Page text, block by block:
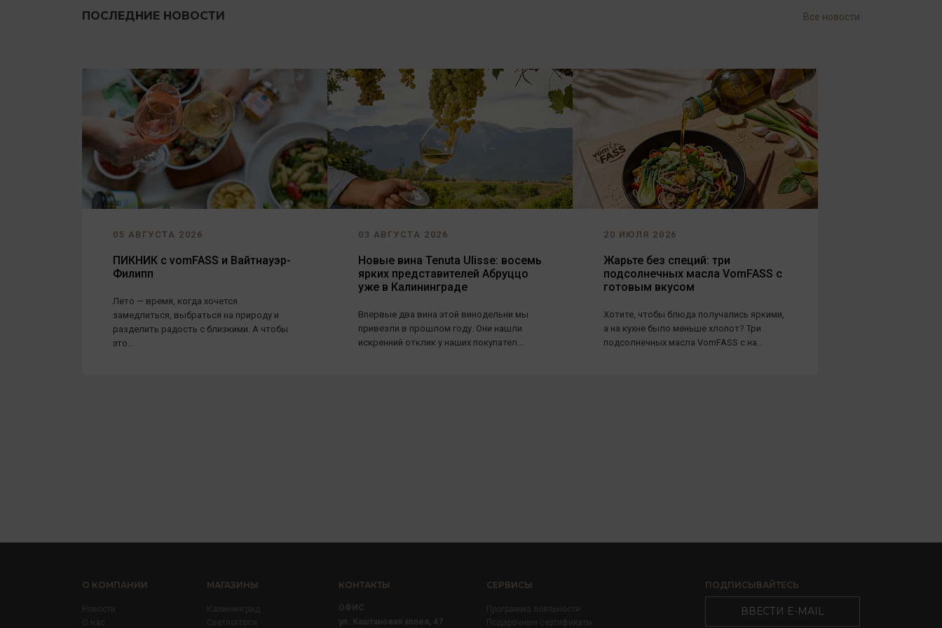
ПОСЛЕДНИЕ НОВОСТИ Все новости
05 АВГУСТА 2026
ПИКНИК с vomFASS и Вайтнауэр-
Филипп
Лето — время, когда хочется
замедлиться, выбраться на природу и
разделить радость с близкими. А чтобы
это...
03 АВГУСТА 2026
Новые вина Tenuta Ulisse: восемь
ярких представителей Абруццо
уже в Калининграде
Впервые два вина этой винодельни мы
привезли в прошлом году. Они нашли
искренний отклик у наших покупател...
20 ИЮЛЯ 2026
Жарьте без специй: три
подсолнечных масла VomFASS с
готовым вкусом
Хотите, чтобы блюда получались яркими,
а на кухне было меньше хлопот? Три
подсолнечных масла VomFASS с на...
О КОМПАНИИ
Новости
О нас
МАГАЗИНЫ
Калининград
Светлогорск
КОНТАКТЫ
ОФИС
ул. Каштановая аллея, 47
СЕРВИСЫ
Программа лояльности
Подарочные сертификаты
ПОДПИСЫВАЙТЕСЬ
ВВЕСТИ E-MAIL